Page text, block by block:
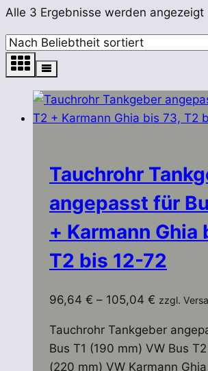
Alle 3 Ergebnisse werden angezeigt
Tauchrohr
angepasst für
+ Karmann Ghia
T2 bis 12-72
96,64 € – 105,04 € zzgl.
Tauchrohr Tankgeber
Bus T1 (190 mm) VW Bus
(220 mm) VW Karmann